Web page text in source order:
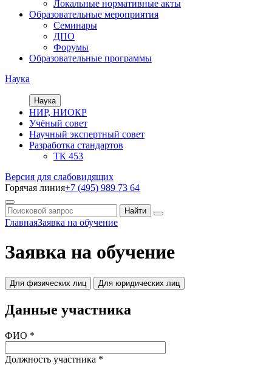
Локальные нормативные акты
Образовательные мероприятия
Семинары
ДПО
Форумы
Образовательные программы
Наука
Наука
НИР, НИОКР
Учёный совет
Научный экспертный совет
Разработка стандартов
ТК 453
Версия для слабовидящих
Горячая линия+7 (495) 989 73 64
ГлавнаяЗаявка на обучение
Заявка на обучение
Для физических лиц Для юридических лиц
Данные участника
ФИО *
Должность участника *